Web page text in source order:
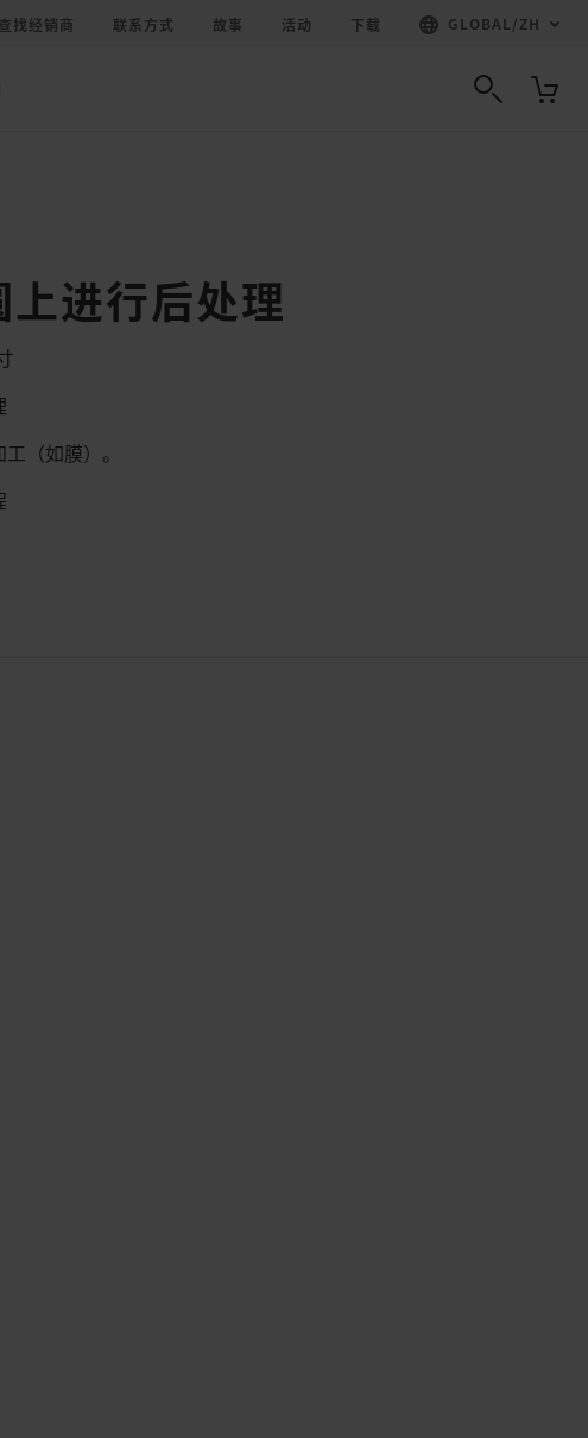
查找经销商 联系方式 故事 活动 下载 GLOBAL /ZH
进行后处理
（如膜）。